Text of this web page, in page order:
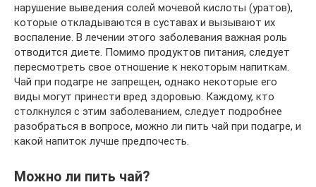
нарушение выведения солей мочевой кислоты (уратов),
которые откладываются в суставах и вызывают их
воспаление. В лечении этого заболевания важная роль
отводится диете. Помимо продуктов питания, следует
пересмотреть свое отношение к некоторым напиткам.
Чай при подагре не запрещен, однако некоторые его
виды могут принести вред здоровью. Каждому, кто
столкнулся с этим заболеванием, следует подробнее
разобраться в вопросе, можно ли пить чай при подагре, и
какой напиток лучше предпочесть.
Можно ли пить чай?